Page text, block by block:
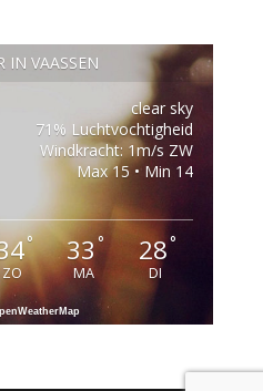
IN VAASSEN
clear sky
71% Luchtvochtigheid
Windkracht: 1m/s ZW
Max 15 • Min 14
°
ZO
33°
MA
28°
DI